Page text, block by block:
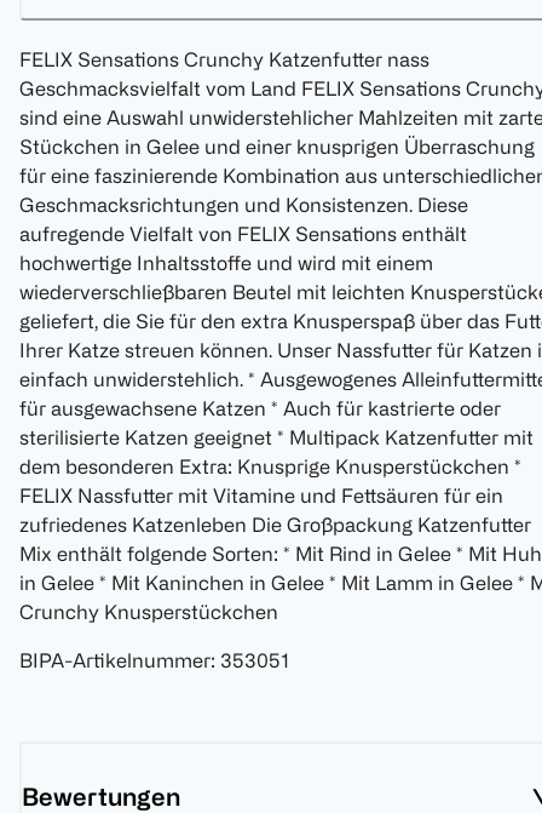
FELIX Sensations Crunchy Katzenfutter nass
Geschmacksvielfalt vom Land FELIX Sensations
sind eine Auswahl unwiderstehlicher Mahlzeiten mit
Stückchen in Gelee und einer knusprigen Überraschung
für eine faszinierende Kombination aus
Geschmacksrichtungen und Konsistenzen. Diese
aufregende Vielfalt von FELIX Sensations enthält
hochwertige Inhaltsstoffe und wird mit einem
wiederverschließbaren Beutel mit leichten
geliefert, die Sie für den extra Knusperspaß über das
Ihrer Katze streuen können. Unser Nassfutter für Katzen
einfach unwiderstehlich. * Ausgewogenes
für ausgewachsene Katzen * Auch für kastrierte oder
sterilisierte Katzen geeignet * Multipack Katzenfutter mit
dem besonderen Extra: Knusprige Knusperstückchen *
FELIX Nassfutter mit Vitamine und Fettsäuren für ein
zufriedenes Katzenleben Die Großpackung Katzenfutter
Mix enthält folgende Sorten: * Mit Rind in Gelee * Mit
in Gelee * Mit Kaninchen in Gelee * Mit Lamm in Gelee *
Crunchy Knusperstückchen
BIPA-Artikelnummer: 353051
Bewertungen